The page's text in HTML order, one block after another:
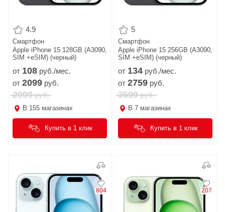
4.9
Смартфон
Apple iPhone 15 128GB (A3090,
SIM +eSIM) (черный)
от 108 руб./мес.
от 2099 руб.
2999руб.
В 155 магазинах
Купить в 1 клик
5
Смартфон
Apple iPhone 15 256GB (A3090,
SIM +eSIM) (черный)
от 134 руб./мес.
от 2759 руб.
3599руб.
В 7 магазинах
Купить в 1 клик
804 207